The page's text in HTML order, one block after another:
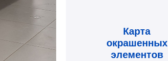
Карта
окрашенных
элементов